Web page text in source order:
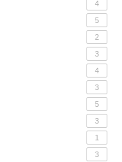
4
5
2
3
4
3
5
3
1
3